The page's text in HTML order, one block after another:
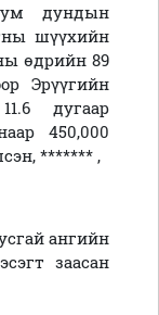
дундын
шүүхийн
өдрийн 89
Эрүүгийн
дугаар
450,000
******* ,
ангийн
заасан